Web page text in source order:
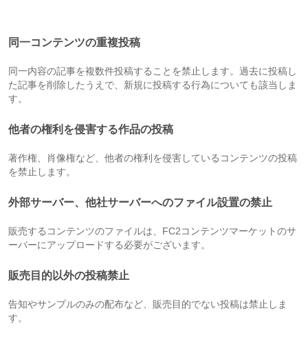
同一コンテンツの重複投稿
同一内容の記事を複数件投稿することを禁止します。過去に投稿し
た記事を削除したうえで、新規に投稿する行為についても該当しま
す。
他者の権利を侵害する作品の投稿
著作権、肖像権など、他者の権利を侵害しているコンテンツの投稿
を禁止します。
外部サーバー、他社サーバーへのファイル設置の禁止
販売するコンテンツのファイルは、FC2コンテンツマーケットのサ
ーバーにアップロードする必要がございます。
販売目的以外の投稿禁止
告知やサンプルのみの配布など、販売目的でない投稿は禁止しま
す。